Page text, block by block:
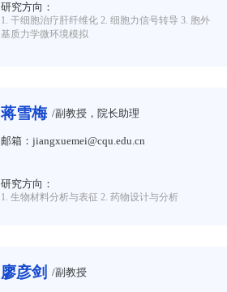
研究方向：
1. 干细胞治疗肝纤维化 2. 细胞力信号转导 3. 胞外
基质力学微环境模拟
蒋雪梅 /副教授，院长助理
邮箱：jiangxuemei@cqu.edu.cn
研究方向：
1. 生物材料分析与表征 2. 药物设计与分析
廖彦剑 /副教授